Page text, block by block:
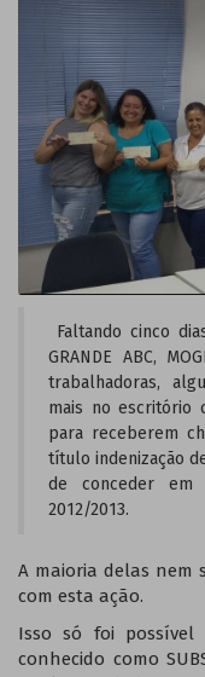
Faltando cinco
GRANDE ABC,
trabalhadoras,
mais no escritório
para receberem
título indenização
de conceder
2012/2013.
A maioria delas nem
com esta ação.
Isso só foi
conhecido como